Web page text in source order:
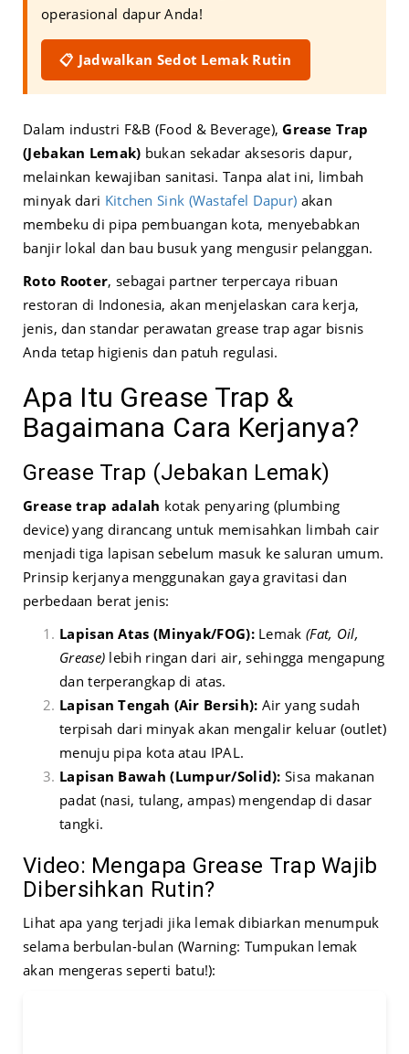
operasional dapur Anda!
📋 Jadwalkan Sedot Lemak Rutin
Dalam industri F&B (Food & Beverage),Grease Trap
(Jebakan Lemak) bukan sekadar aksesoris dapur,
melainkan kewajiban sanitasi. Tanpa alat ini, limbah
minyak dari Kitchen Sink (Wastafel Dapur) akan
membeku di pipa pembuangan kota, menyebabkan
banjir lokal dan bau busuk yang mengusir pelanggan.
Roto Rooter, sebagai partner terpercaya ribuan
restoran di Indonesia, akan menjelaskan cara kerja,
jenis, dan standar perawatan grease trap agar bisnis
Anda tetap higienis dan patuh regulasi.
Apa Itu Grease Trap &
Bagaimana Cara Kerjanya?
Grease Trap (Jebakan Lemak)
Grease trap adalah kotak penyaring (plumbing
device) yang dirancang untuk memisahkan limbah cair
menjadi tiga lapisan sebelum masuk ke saluran umum.
Prinsip kerjanya menggunakan gaya gravitasi dan
perbedaan berat jenis:
Lapisan Atas (Minyak/FOG):Lemak (Fat, Oil,
Grease) lebih ringan dari air, sehingga mengapung
dan terperangkap di atas.
Lapisan Tengah (Air Bersih): Air yang sudah
terpisah dari minyak akan mengalir keluar (outlet)
menuju pipa kota atau IPAL.
Lapisan Bawah (Lumpur/Solid): Sisa makanan
padat (nasi, tulang, ampas) mengendap di dasar
tangki.
Video: Mengapa Grease Trap Wajib
Dibersihkan Rutin?
Lihat apa yang terjadi jika lemak dibiarkan menumpuk
selama berbulan-bulan (Warning: Tumpukan lemak
akan mengeras seperti batu!):